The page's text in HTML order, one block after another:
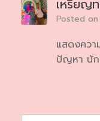
เหรียญ
Posted on
แสดงคว
ปัญหา นัก